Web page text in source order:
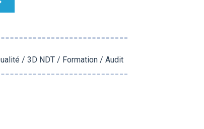
/ 3D NDT / Formation / Audit